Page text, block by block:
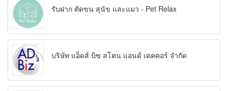
รับฝาก ตัดขน สุนัข และแมว - Pet Relax
บริษัท แอ็ดส์ บิซ สโตน แอนด์ เดคคอร์ จำกัด